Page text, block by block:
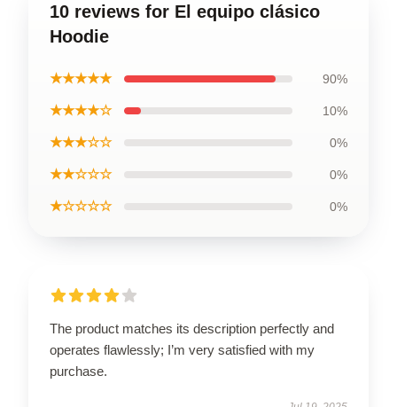
10 reviews for El equipo clásico
Hoodie
★★★★★ 90%
★★★★☆ 10%
★★★☆☆ 0%
★★☆☆☆ 0%
★☆☆☆☆ 0%
The product matches its description perfectly and
operates flawlessly; I’m very satisfied with my
purchase.